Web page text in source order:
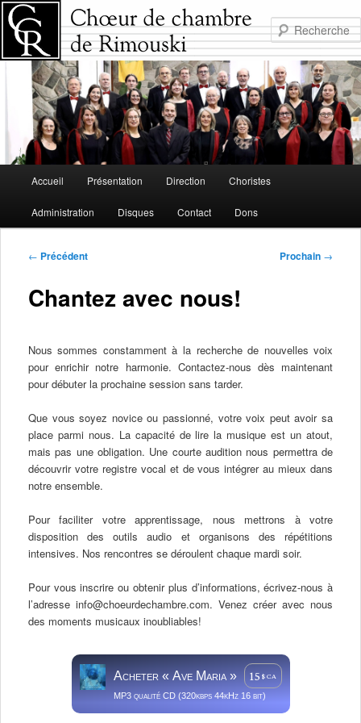
Aller
au
contenu
principal
principal
Accueil Présentation Direction Choristes
Administration Disques Contact Dons
Navigation
l'article
← Précédent Prochain →
Chantez avec nous!
Nous sommes constamment à la recherche de nouvelles voix
pour enrichir notre harmonie. Contactez-nous dès maintenant
pour débuter la prochaine session sans tarder.
Que vous soyez novice ou passionné, votre voix peut avoir sa
place parmi nous. La capacité de lire la musique est un atout,
mais pas une obligation. Une courte audition nous permettra de
découvrir votre registre vocal et de vous intégrer au mieux dans
notre ensemble.
Pour faciliter votre apprentissage, nous mettrons à votre
disposition des outils audio et organisons des répétitions
intensives. Nos rencontres se déroulent chaque mardi soir.
Pour vous inscrire ou obtenir plus d’informations, écrivez-nous à
l’adresse info@choeurdechambre.com. Venez créer avec nous
des moments musicaux inoubliables!
Acheter Ave Maria 15 $ CA
MP3 qualité CD (320kbps 44kHz 16 bit)